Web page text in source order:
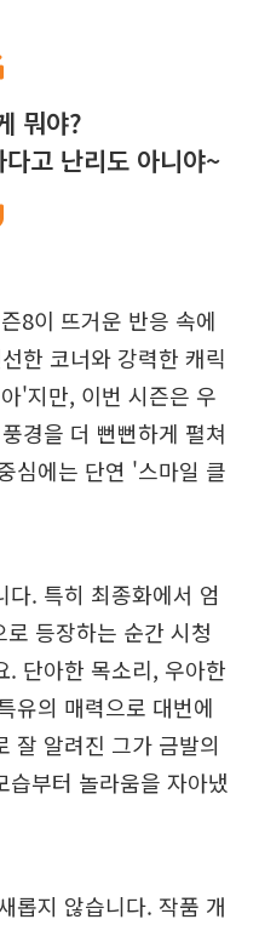
뭐야?
고 난리도 아니야~
8이 뜨거운 반응 속에
한 코너와 강력한 캐릭
'지만, 이번 시즌은 우
경을 더 뻔뻔하게 펼쳐
심에는 단연 '스마일 클
다. 특히 최종화에서 엄
등장하는 순간 시청
. 단아한 목소리, 우아한
유의 매력으로 대번에
잘 알려진 그가 금발의
부터 놀라움을 자아냈
롭지 않습니다. 작품 개